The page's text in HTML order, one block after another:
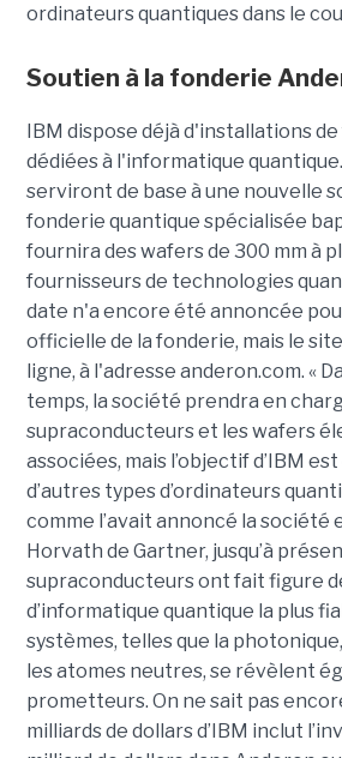
ordinateurs quantiques dans le
Soutien à la fonderie
IBM dispose déjà d'installations
dédiées à l'informatique
serviront de base à une nouvelle
fonderie quantique spécialisée
fournira des wafers de 300 mm à
fournisseurs de technologies
date n'a encore été annoncée
officielle de la fonderie, mais le
ligne, à l'adresse anderon.com. «
temps, la société prendra en
supraconducteurs et les wafers
associées, mais l’objectif d’IBM
d’autres types d’ordinateurs
comme l’avait annoncé la société
Horvath de Gartner, jusqu’à
supraconducteurs ont fait figure
d’informatique quantique la plus
systèmes, telles que la
les atomes neutres, se révèlent
prometteurs. On ne sait pas
milliards de dollars d’IBM inclut